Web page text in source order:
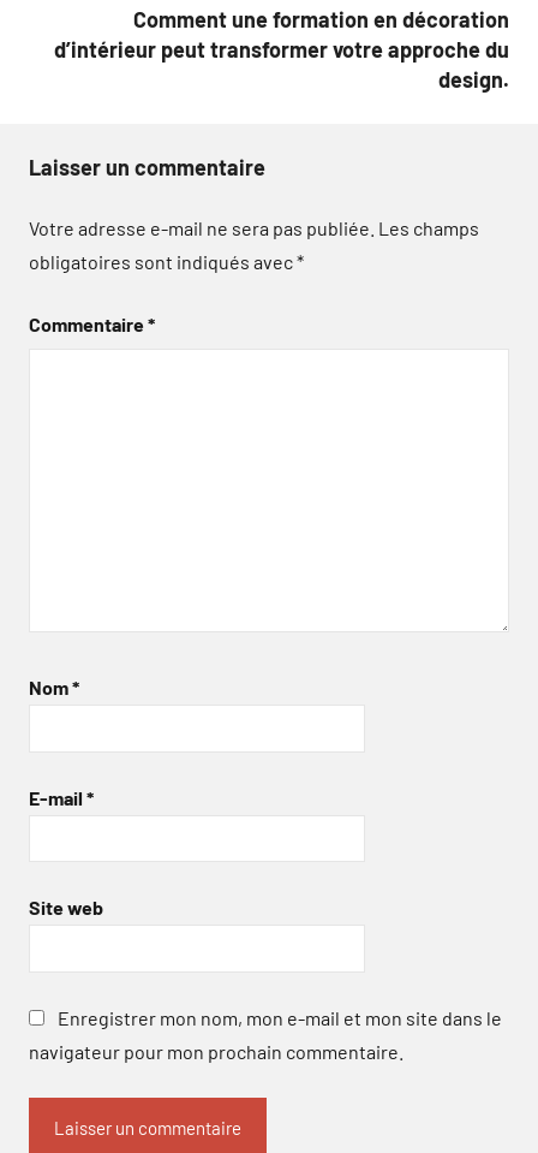
Comment une formation en décoration
d’intérieur peut transformer votre approche du
design.
Laisser un commentaire
Votre adresse e-mail ne sera pas publiée. Les champs
obligatoires sont indiqués avec*
Commentaire*
Nom*
E-mail *
Site web
Enregistrer mon nom, mon e-mail et mon site dans le
navigateur pour mon prochain commentaire.